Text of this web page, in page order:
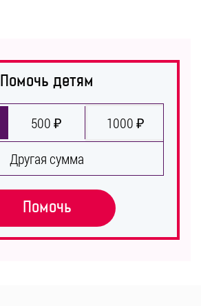
Помочь детям
500 ₽
1000 ₽
Другая сумма
Помочь